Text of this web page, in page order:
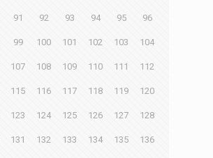
91 92 93 94 95 96
99 100 101 102 103 104
107 108 109 110 111 112
115 116 117 118 119 120
123 124 125 126 127 128
131 132 133 134 135 136